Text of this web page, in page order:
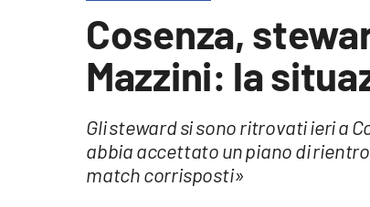
Economia e Lavoro
Cosenza,
Mazzini: la
Gli steward si sono ritrovati ieri a
abbia accettato un piano di
match corrisposti»